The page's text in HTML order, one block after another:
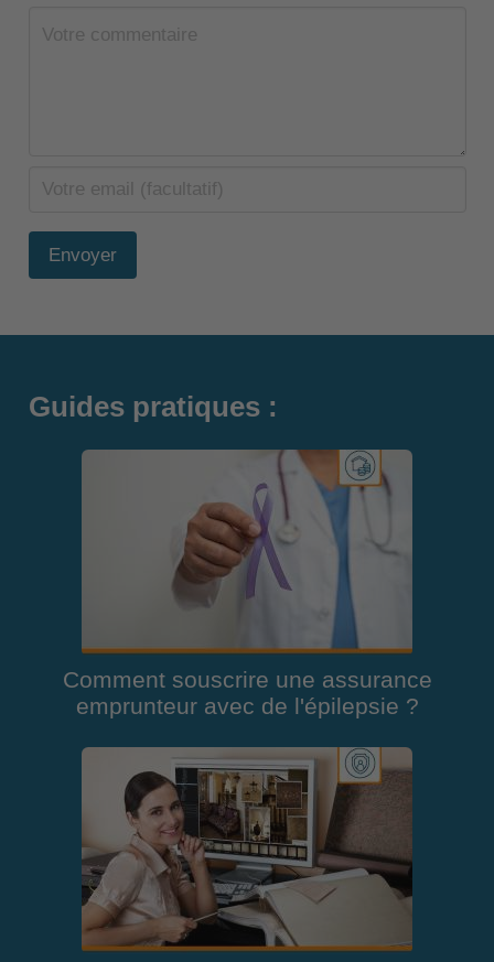
Envoyer
Guides pratiques :
Comment souscrire une assurance
emprunteur avec de l'épilepsie ?